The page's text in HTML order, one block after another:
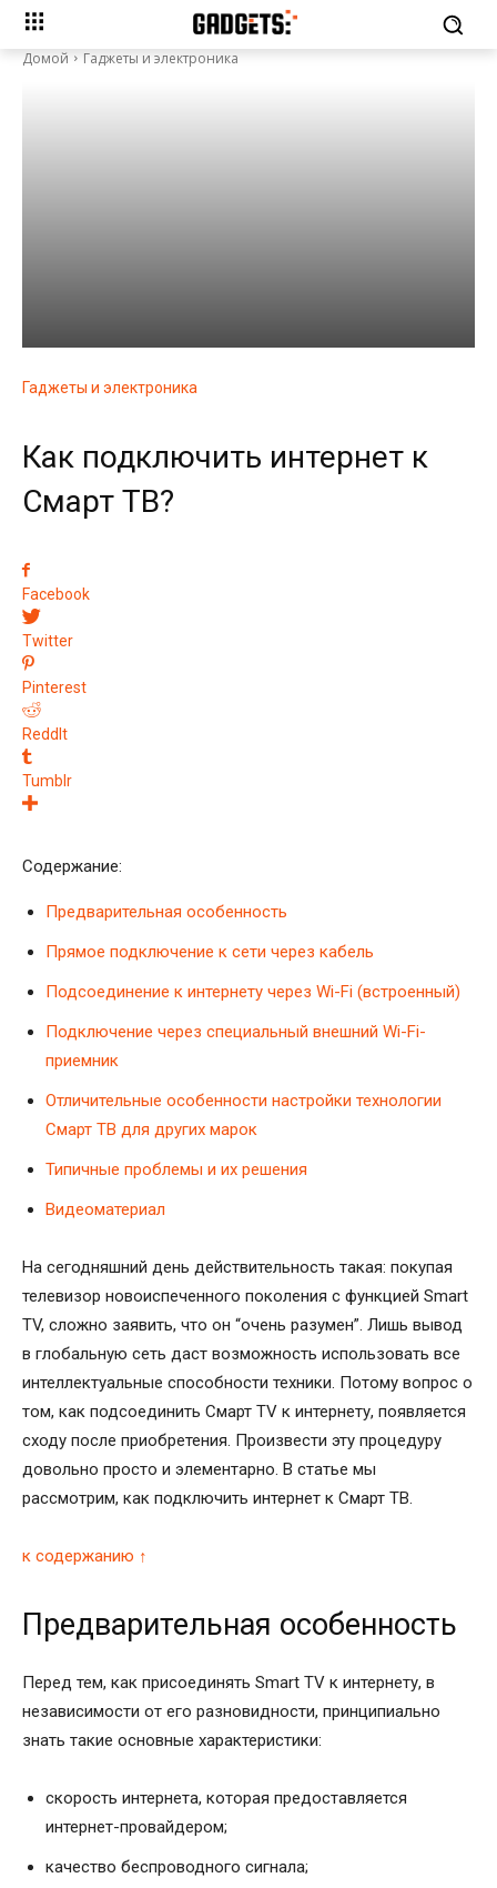
Домой Гаджеты и электроника
Гаджеты и электроника
Как подключить интернет к
Смарт ТВ?
Facebook
Twitter
Pinterest
ReddIt
Tumblr
Содержание:
Предварительная особенность
Прямое подключение к сети через кабель
Подсоединение к интернету через Wi-Fi (встроенный)
Подключение через специальный внешний Wi-Fi-
приемник
Отличительные особенности настройки технологии
Смарт ТВ для других марок
Типичные проблемы и их решения
Видеоматериал
На сегодняшний день действительность такая: покупая
телевизор новоиспеченного поколения с функцией Smart
TV, сложно заявить, что он “очень разумен”. Лишь вывод
в глобальную сеть даст возможность использовать все
интеллектуальные способности техники. Потому вопрос о
том, как подсоединить Смарт TV к интернету, появляется
сходу после приобретения. Произвести эту процедуру
довольно просто и элементарно. В статье мы
рассмотрим, как подключить интернет к Смарт ТВ.
к содержанию ↑
Предварительная особенность
Перед тем, как присоединять Smart TV к интернету, в
независимости от его разновидности, принципиально
знать такие основные характеристики:
скорость интернета, которая предоставляется
интернет-провайдером;
качество беспроводного сигнала;